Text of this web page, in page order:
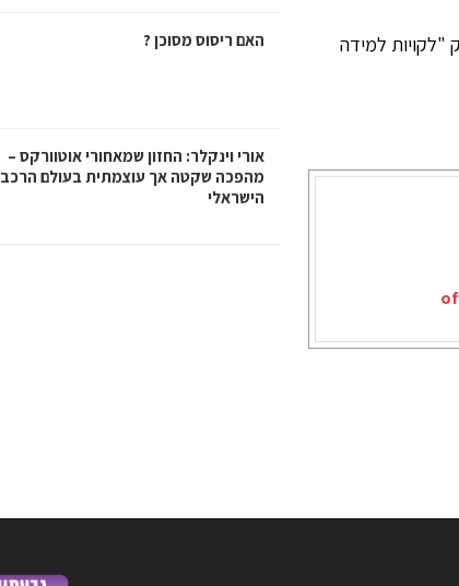
"לקויות למידה
האם ריסוס מסוכן ?
אורי וינקלר: החזון שמאחורי אוטוורקס –
מהפכה שקטה אך עוצמתית בעולם הרכב
הישראלי